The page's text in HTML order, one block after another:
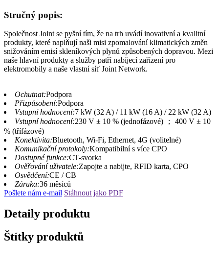
Stručný popis:
Společnost Joint se pyšní tím, že na trh uvádí inovativní a kvalitní
produkty, které naplňují naši misi zpomalování klimatických změn
snižováním emisí skleníkových plynů způsobených dopravou. Mezi
naše hlavní produkty a služby patří nabíjecí zařízení pro
elektromobily a naše vlastní síť Joint Network.
Ochutnat:Podpora
Přizpůsobení:Podpora
Vstupní hodnocení:7 kW (32 A) / 11 kW (16 A) / 22 kW (32 A)
Vstupní hodnocení:230 V ± 10 % (jednofázové) ； 400 V ± 10
% (třífázové)
Konektivita:Bluetooth, Wi-Fi, Ethernet, 4G (volitelné)
Komunikační protokoly:Kompatibilní s více CPO
Dostupné funkce:CT-svorka
Ověřování uživatele:Zapojte a nabijte, RFID karta, CPO
Osvědčení:CE / CB
Záruka:36 měsíců
Pošlete nám e-mail Stáhnout jako PDF
Detaily produktu
Štítky produktů